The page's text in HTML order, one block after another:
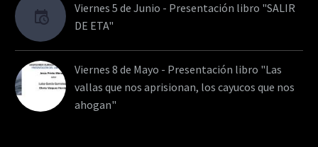
Viernes 5 de Junio - Presentación libro "SALIR
DE ETA"
Viernes 8 de Mayo - Presentación libro "Las
vallas que nos aprisionan, los cayucos que nos
ahogan"